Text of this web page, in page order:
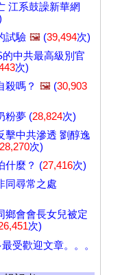
江系鼓譟新華網
試驗 🖼️ (39,494次)
中共最高級別官
次)
殺嗎？ 🖼️ (30,903
粉夢 (28,824次)
擊中共滲透 劉醇逸
28,270次)
什麼？ (27,416次)
同尋常之處
鄉會會長女兒被定
次)
受歡迎文章。。。